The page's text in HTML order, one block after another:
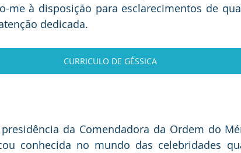
me à disposição para esclarecimentos de
dedicada.
CURRICULO DE GÉSSICA
da Comendadora da Ordem do
conhecida no mundo das celebridades